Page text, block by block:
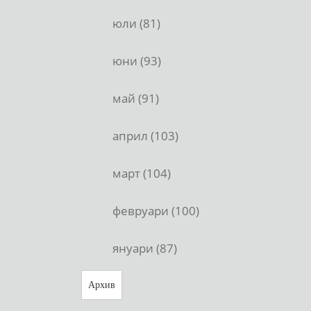
юли (81)
юни (93)
май (91)
април (103)
март (104)
февруари (100)
януари (87)
Архив